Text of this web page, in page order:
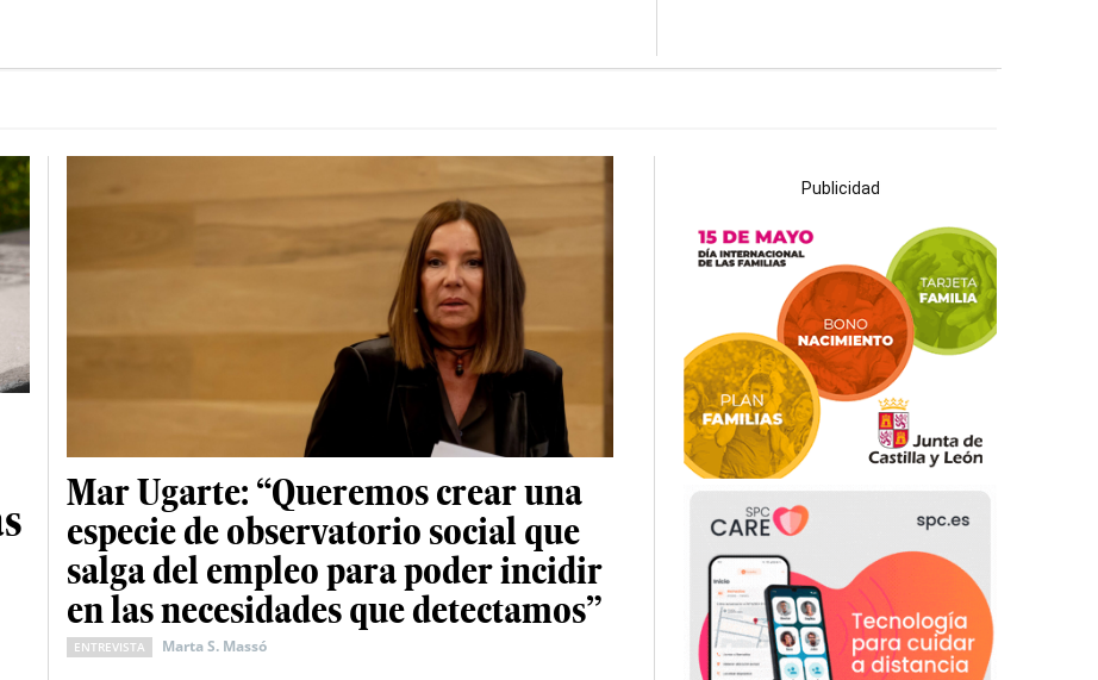
Mar Ugarte: “Queremos crear una
especie de observatorio social que
salga del empleo para poder incidir
en las necesidades que detectamos”
ENTREVISTA Marta S. Massó
Publicidad